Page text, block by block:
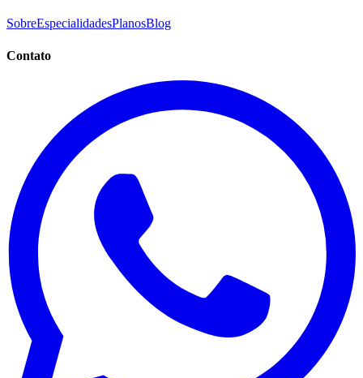
SobreEspecialidadesPlanosBlog
Contato